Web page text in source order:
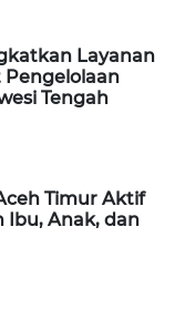
Layanan
Pengelolaan
Tengah
Timur Aktif
Ibu, Anak, dan